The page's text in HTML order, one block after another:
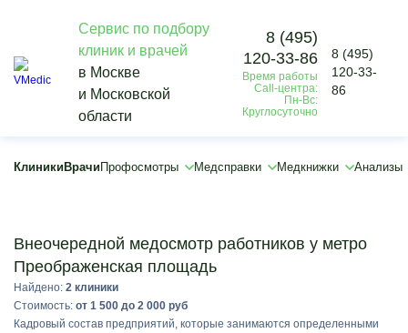
Сервис по подбору
клиник и врачей
в Москве
и Московской
области
8 (495)
120-33-86
Время работы
Call-центра:
Пн-Вс:
Круглосуточно
8 (495)
120-33-
86
Клиники Врачи Профосмотры Медсправки Медкнижки Анализы
×
×
Внеочередной медосмотр работников у метро
Преображенская площадь
Найдено: 2 клиники
Стоимость: от 1 500 до 2 000 руб
Кадровый состав предприятий, которые занимаются определенными